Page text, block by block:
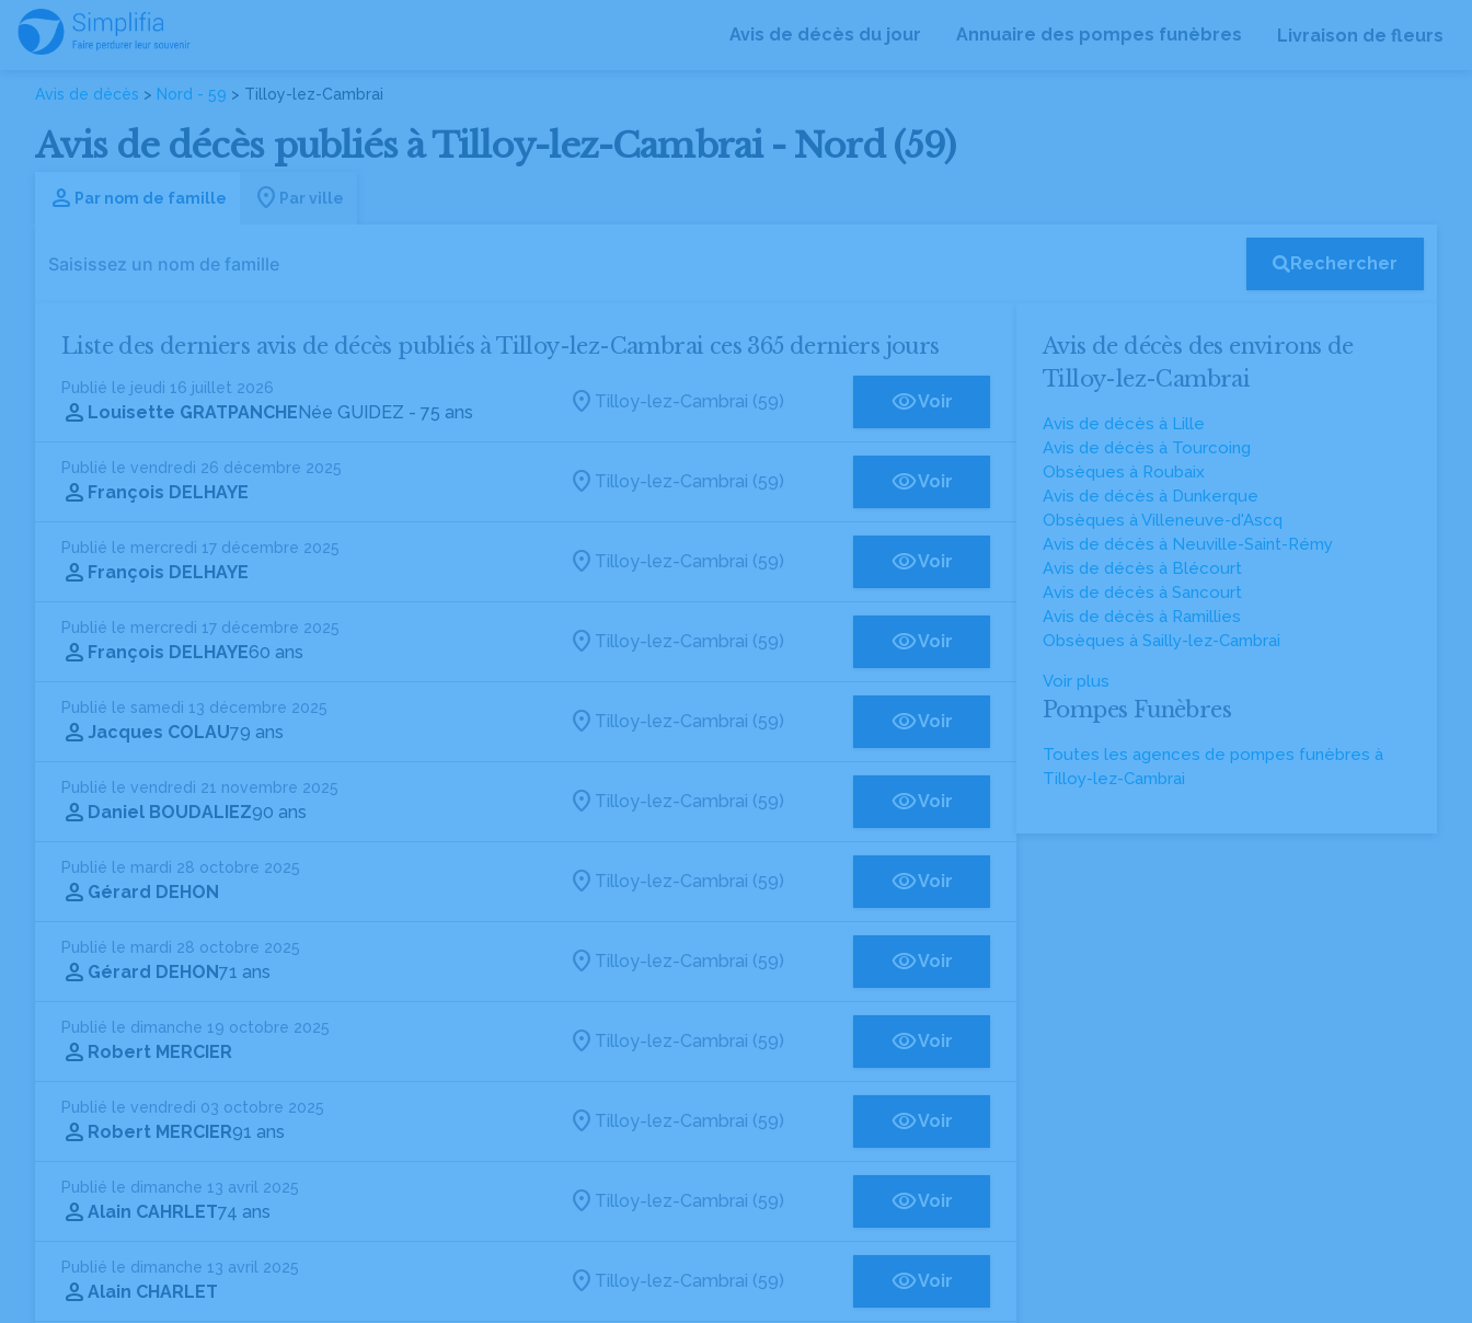
Avis de décès du jour Annuaire des pompes funèbres Livraison de fleurs
Avis de décès > Nord - 59 > Tilloy-lez-Cambrai
Avis de décès publiés à Tilloy-lez-Cambrai - Nord (59)
Par nom de famille Par ville
Rechercher
Liste des derniers avis de décès publiés à Tilloy-lez-Cambrai ces 365 derniers jours
Publié le jeudi 16 juillet 2026
Louisette GRATPANCHENée GUIDEZ - 75 ans
Tilloy-lez-Cambrai (59) Voir
Publié le vendredi 26 décembre 2025
François DELHAYE
Tilloy-lez-Cambrai (59) Voir
Publié le mercredi 17 décembre 2025
François DELHAYE
Tilloy-lez-Cambrai (59) Voir
Publié le mercredi 17 décembre 2025
François DELHAYE60 ans
Tilloy-lez-Cambrai (59) Voir
Publié le samedi 13 décembre 2025
Jacques COLAU79 ans
Tilloy-lez-Cambrai (59) Voir
Publié le vendredi 21 novembre 2025
Daniel BOUDALIEZ90 ans
Tilloy-lez-Cambrai (59) Voir
Publié le mardi 28 octobre 2025
Gérard DEHON
Tilloy-lez-Cambrai (59) Voir
Publié le mardi 28 octobre 2025
Gérard DEHON71 ans
Tilloy-lez-Cambrai (59) Voir
Publié le dimanche 19 octobre 2025
Robert MERCIER
Tilloy-lez-Cambrai (59) Voir
Publié le vendredi 03 octobre 2025
Robert MERCIER91 ans
Tilloy-lez-Cambrai (59) Voir
Publié le dimanche 13 avril 2025
Alain CAHRLET74 ans
Tilloy-lez-Cambrai (59) Voir
Publié le dimanche 13 avril 2025
Alain CHARLET
Tilloy-lez-Cambrai (59) Voir
Avis de décès des environs de
Tilloy-lez-Cambrai
Avis de décès à Lille
Avis de décès à Tourcoing
Obsèques à Roubaix
Avis de décès à Dunkerque
Obsèques à Villeneuve-d'Ascq
Avis de décès à Neuville-Saint-Rémy
Avis de décès à Blécourt
Avis de décès à Sancourt
Avis de décès à Ramillies
Obsèques à Sailly-lez-Cambrai
Voir plus
Pompes Funèbres
Toutes les agences de pompes funèbres à
Tilloy-lez-Cambrai